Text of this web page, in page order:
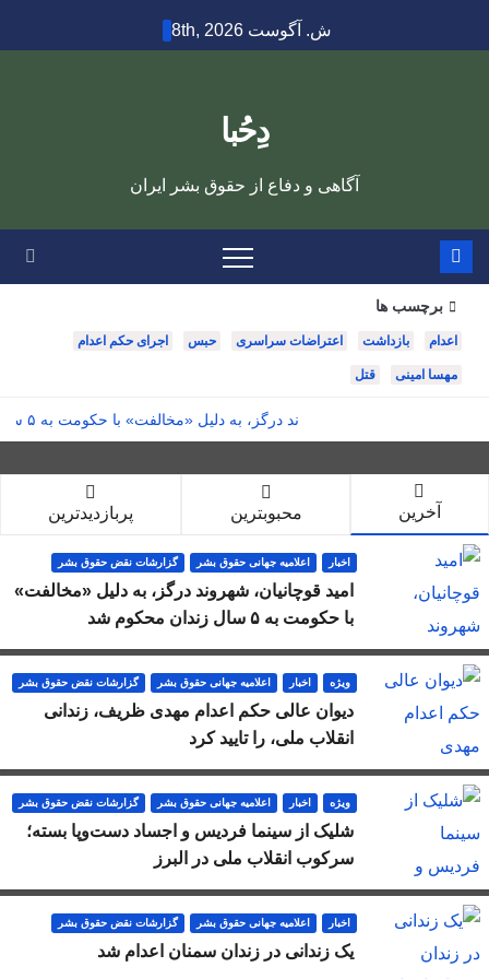
ش. آگوست 8th, 2026
دِحُبا
آگاهی و دفاع از حقوق بشر ایران
برچسب ها
اعدام بازداشت اعتراضات سراسری حبس اجرای حکم اعدام
مهسا امینی قتل
امید قوچانیان، شهروند درگز، به دلیل «مخالفت» با حکومت به ۵ سال زندان محکوم شد
آخرین محبوبترین پربازدیدترین
اخبار اعلاميه جهانی حقوق بشر گزارشات نقض حقوق بشر
امید قوچانیان، شهروند درگز، به دلیل «مخالفت»
با حکومت به ۵ سال زندان محکوم شد
ویژه اخبار اعلاميه جهانی حقوق بشر گزارشات نقض حقوق بشر
دیوان عالی حکم اعدام مهدی ظریف، زندانی
انقلاب ملی، را تایید کرد
ویژه اخبار اعلاميه جهانی حقوق بشر گزارشات نقض حقوق بشر
شلیک از سینما فردیس و اجساد دست‌وپا بسته؛
سرکوب انقلاب ملی در البرز
اخبار اعلاميه جهانی حقوق بشر گزارشات نقض حقوق بشر
یک زندانی در زندان سمنان اعدام شد